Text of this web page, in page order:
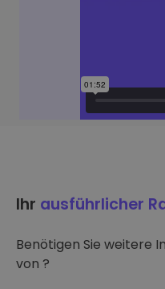
Ihr ausführlicher
Benötigen Sie weitere
von ?